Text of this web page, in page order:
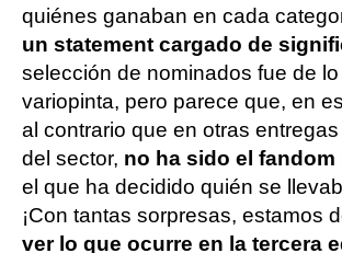
quiénes ganaban en cada
un statement cargado de
selección de nominados fue de
variopinta, pero parece que, en
al contrario que en otras
del sector, no ha sido el fandom
el que ha decidido quién se
¡Con tantas sorpresas, estamos
ver lo que ocurre en la tercera